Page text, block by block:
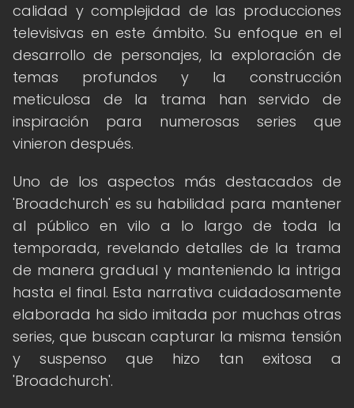
calidad y complejidad de las producciones
televisivas en este ámbito. Su enfoque en el
desarrollo de personajes, la exploración de
temas profundos y la construcción
meticulosa de la trama han servido de
inspiración para numerosas series que
vinieron después.
Uno de los aspectos más destacados de
'Broadchurch' es su habilidad para mantener
al público en vilo a lo largo de toda la
temporada, revelando detalles de la trama
de manera gradual y manteniendo la intriga
hasta el final. Esta narrativa cuidadosamente
elaborada ha sido imitada por muchas otras
series, que buscan capturar la misma tensión
y suspenso que hizo tan exitosa a
'Broadchurch'.